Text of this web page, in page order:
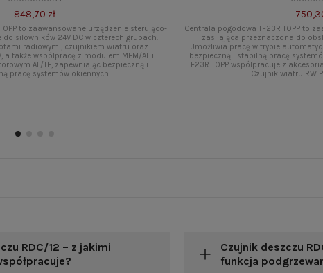
848,70 zł
to zaawansowane urządzenie sterująco-
siłowników 24V DC w czterech grupach.
radiowymi, czujnikiem wiatru oraz
a także współpracę z modułem MEM/AL i
AL/TF, zapewniając bezpieczną i
pracę systemów okiennych....
Centrala pogodowa TF23R TOPP to
zasilająca przeznaczona do
Umożliwia pracę w trybie
bezpieczną i stabilną pracę
TF23R TOPP współpracuje z
Czujnik wiatru RW
RDC/12 – z jakimi
Czujnik deszczu
funkcja